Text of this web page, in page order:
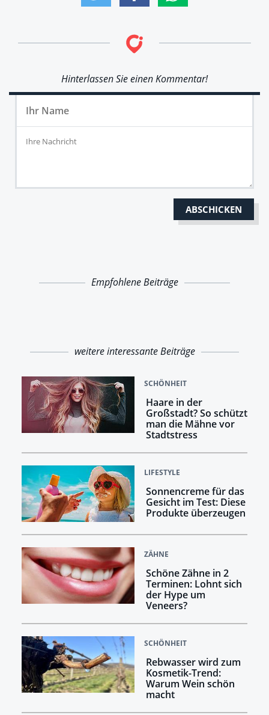
Hinterlassen Sie einen Kommentar!
Empfohlene Beiträge
weitere interessante Beiträge
SCHÖNHEIT
Haare in der
Großstadt? So schützt
man die Mähne vor
Stadtstress
LIFESTYLE
Sonnencreme für das
Gesicht im Test: Diese
Produkte überzeugen
ZÄHNE
Schöne Zähne in 2
Terminen: Lohnt sich
der Hype um
Veneers?
SCHÖNHEIT
Rebwasser wird zum
Kosmetik-Trend:
Warum Wein schön
macht